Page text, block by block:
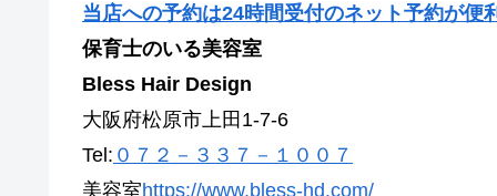
当店への予約は24時間受付のネット予約が便
保育士のいる美容室
Bless Hair Design
大阪府松原市上田1-7-6
Tel: ０７２－３３７－１００７
美容室https://www.bless-hd.com/